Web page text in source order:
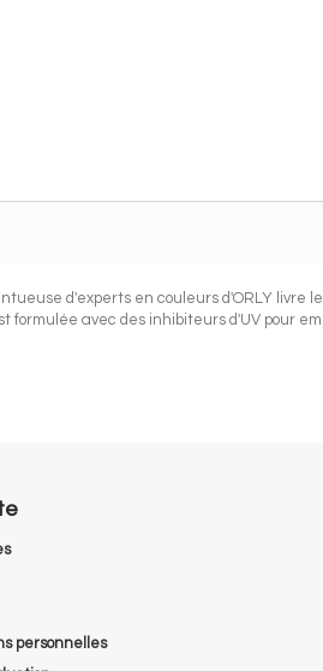
d'experts en couleurs d'ORLY livre
avec des inhibiteurs d'UV pour
personnelles